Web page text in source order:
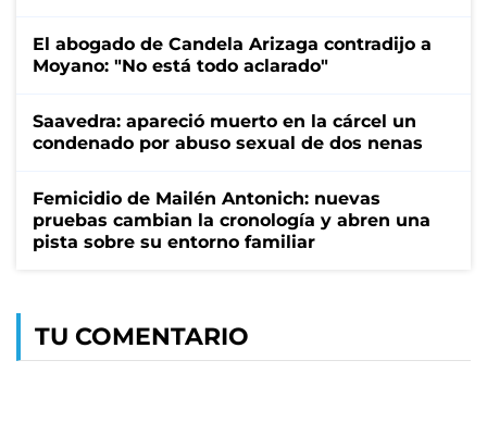
El abogado de Candela Arizaga contradijo a
Moyano: "No está todo aclarado"
Saavedra: apareció muerto en la cárcel un
condenado por abuso sexual de dos nenas
Femicidio de Mailén Antonich: nuevas
pruebas cambian la cronología y abren una
pista sobre su entorno familiar
TU COMENTARIO